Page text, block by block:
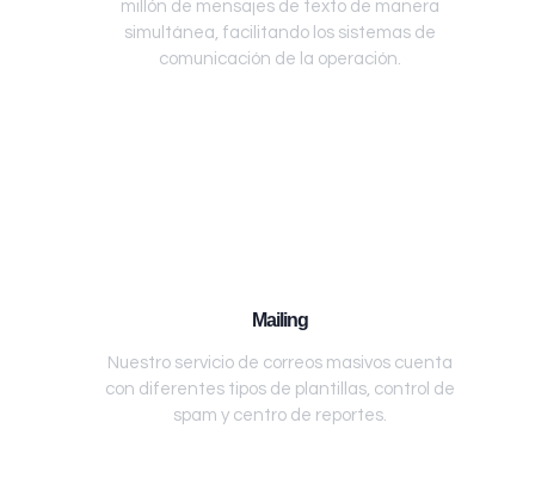
millón de mensajes de texto de manera
simultánea, facilitando los sistemas de
comunicación de la operación.
Mailing
Nuestro servicio de correos masivos cuenta
con diferentes tipos de plantillas, control de
spam y centro de reportes.